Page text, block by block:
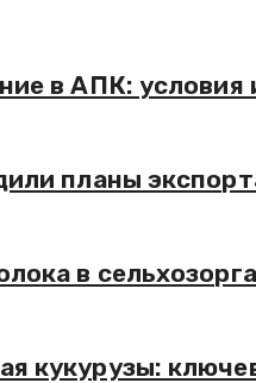
в АПК: условия
планы
в
кукурузы: